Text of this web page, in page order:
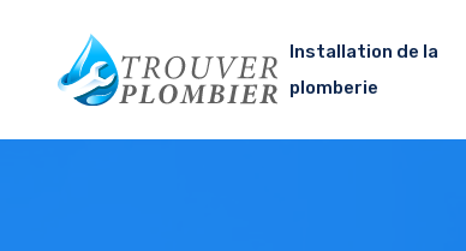
Installation de la
plomberie